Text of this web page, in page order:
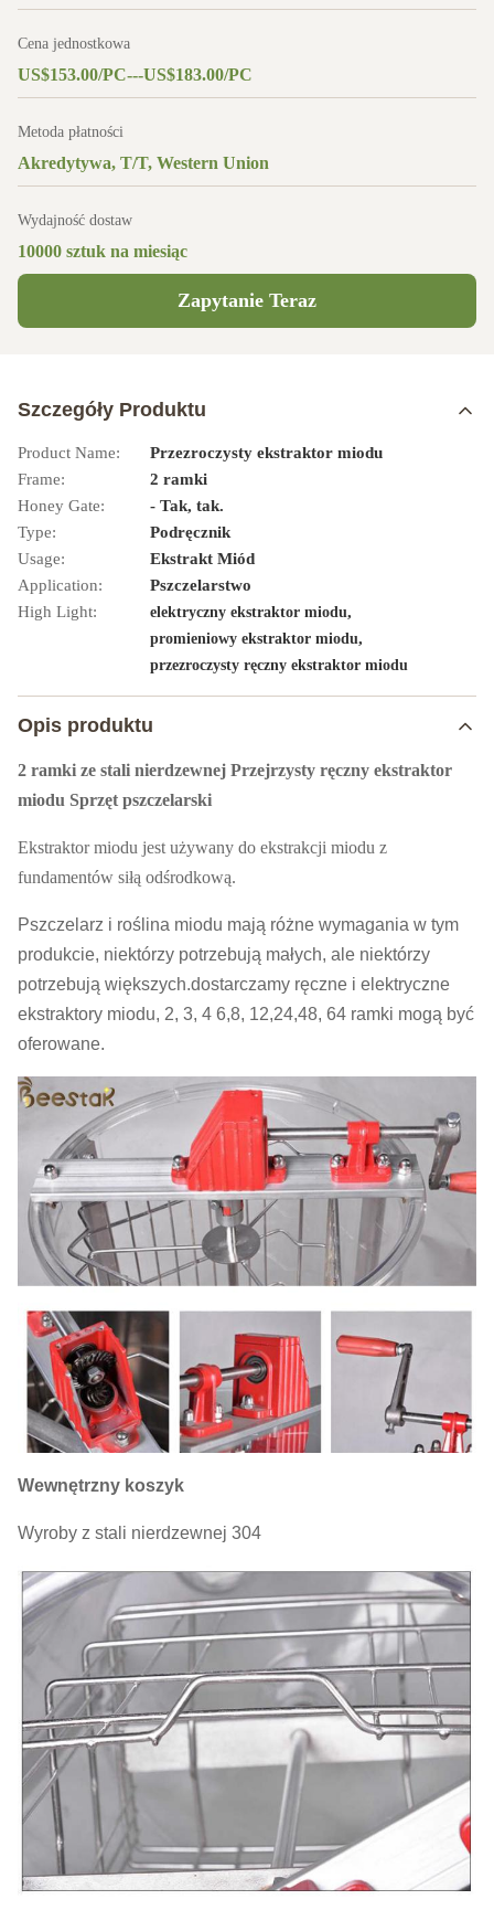
Cena jednostkowa
US$153.00/PC---US$183.00/PC
Metoda płatności
Akredytywa, T/T, Western Union
Wydajność dostaw
10000 sztuk na miesiąc
Zapytanie Teraz
Szczegóły Produktu
Product Name:
Przezroczysty ekstraktor miodu
Frame:
2 ramki
Honey Gate:
- Tak, tak.
Type:
Podręcznik
Usage:
Ekstrakt Miód
Application:
Pszczelarstwo
High Light:
elektryczny ekstraktor miodu,
promieniowy ekstraktor miodu,
przezroczysty ręczny ekstraktor miodu
Opis produktu
2 ramki ze stali nierdzewnej Przejrzysty ręczny ekstraktor
miodu Sprzęt pszczelarski
Ekstraktor miodu jest używany do ekstrakcji miodu z
fundamentów siłą odśrodkową.
Pszczelarz i roślina miodu mają różne wymagania w tym
produkcie, niektórzy potrzebują małych, ale niektórzy
potrzebują większych.dostarczamy ręczne i elektryczne
ekstraktory miodu, 2, 3, 4 6,8, 12,24,48, 64 ramki mogą być
oferowane.
Wewnętrzny koszyk
Wyroby z stali nierdzewnej 304